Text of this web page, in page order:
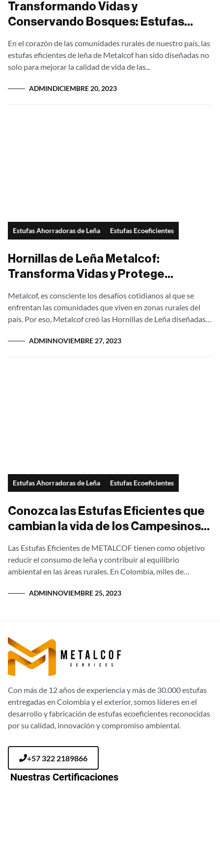
Transformando Vidas y
Conservando Bosques: Estufas
En el corazón de las comunidades rurales de nuestro país, las
estufas eficientes de leña de Metalcof han sido diseñadas no
solo para mejorar la calidad de vida de las...
ADMINDICIEMBRE 20, 2023
Estufas Ahorradoras de Leña Estufas Ecoeficientes
Hornillas de Leña Metalcof:
Transforma Vidas y Protege
Metalcof, es consciente los desafíos cotidianos al que se
enfrentan las comunidades que viven en zonas rurales del
país. Por eso, Metalcof creó las Hornillas de Leña diseñadas
ADMINNOVIEMBRE 27, 2023
Estufas Ahorradoras de Leña Estufas Ecoeficientes
Conozca las Estufas Eficientes que
cambian la vida de los Campesinos
Las Estufas Eficientes de METALCOF tienen como objetivo
reducir el consumo de leña y contribuir al equilibrio
ambiental en las áreas rurales. En Colombia, miles de
ADMINNOVIEMBRE 25, 2023
Con más de 12 años de experiencia y más de 30.000 estufas
entregadas en Colombia y el exterior, somos líderes en el
desarrollo y fabricación de estufas ecoeficientes reconocidas
por su calidad, innovación y compromiso ambiental.
+57 322 2189866
Nuestras Certificaciones